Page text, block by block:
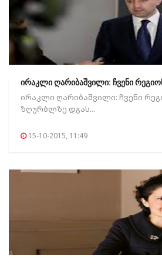
ირაკლი ღარიბაშვილი: ჩვენი
ირაკლი ღარიბაშვილი: ჩვენი
ზღურბლზე დგას...
15-10-2015, 11:49